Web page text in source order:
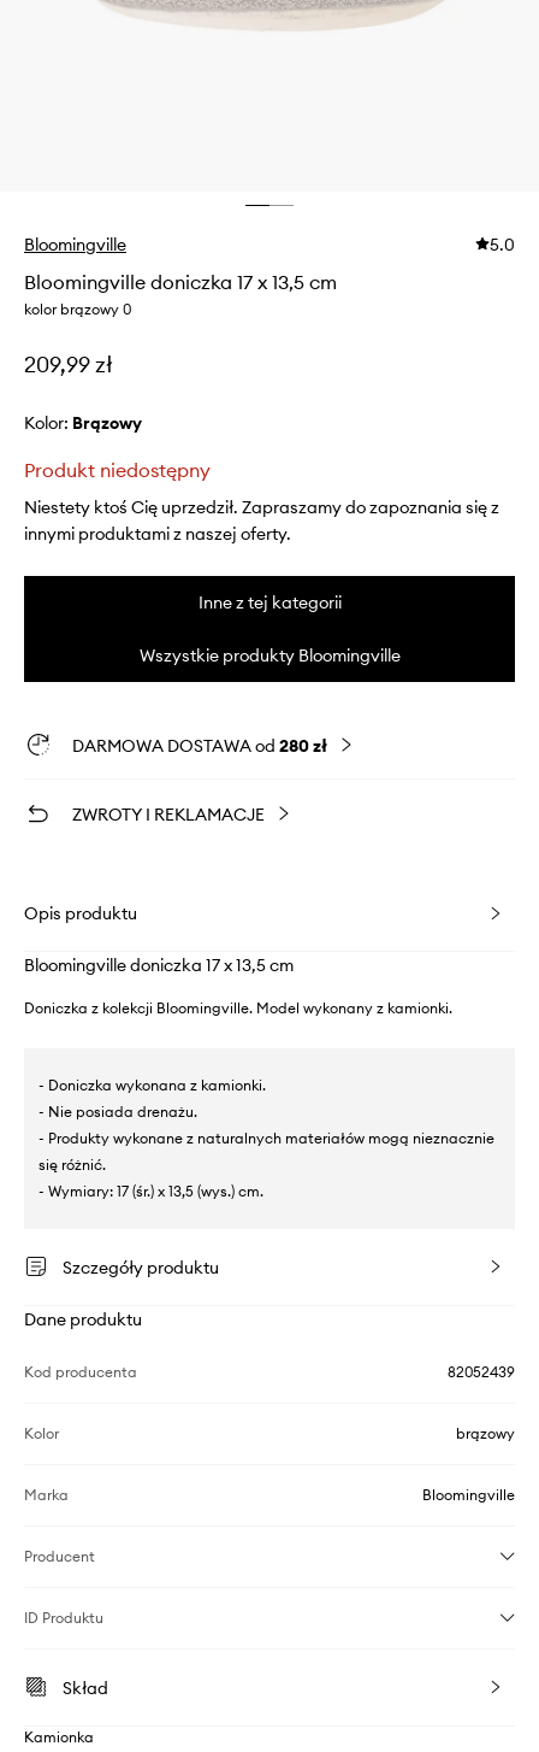
Bloomingville 5.0
Bloomingville doniczka 17 x 13,5 cm
kolor brązowy 0
209,99 zł
Kolor: brązowy
Produkt niedostępny
Niestety ktoś Cię uprzedził. Zapraszamy do zapoznania się z
innymi produktami z naszej oferty.
Inne z tej kategorii
Wszystkie produkty Bloomingville
DARMOWA DOSTAWA od 280 zł
ZWROTY I REKLAMACJE
Opis produktu
Bloomingville doniczka 17 x 13,5 cm
Doniczka z kolekcji Bloomingville. Model wykonany z kamionki.
- Doniczka wykonana z kamionki.
- Nie posiada drenażu.
- Produkty wykonane z naturalnych materiałów mogą nieznacznie
się różnić.
- Wymiary: 17 (śr.) x 13,5 (wys.) cm.
Szczegóły produktu
Dane produktu
Kod producenta 82052439
Kolor brązowy
Marka Bloomingville
Producent
ID Produktu
Skład
Kamionka